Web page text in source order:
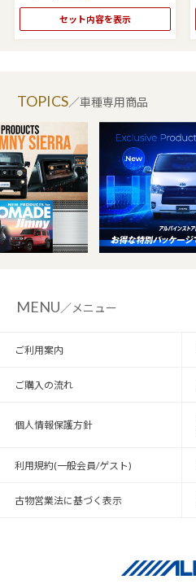
セット内容を表示
／車種専用商品
MENU／メニュー
ご利用案内
ご購入の流れ
個人情報保護方針
利用規約(一般会員/ゲスト)
古物営業法に基づく表示